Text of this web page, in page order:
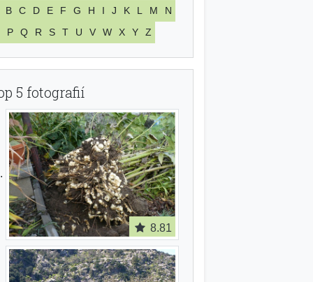
B C D E F G H I J K L M
N
P
Q R S T U V W X Y Z
5 fotografií
8.81